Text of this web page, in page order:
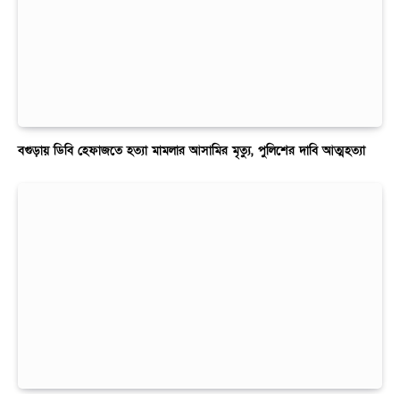
বগুড়ায় ডিবি হেফাজতে হত্যা মামলার আসামির মৃত্যু, পুলিশের দাবি আত্মহত্যা